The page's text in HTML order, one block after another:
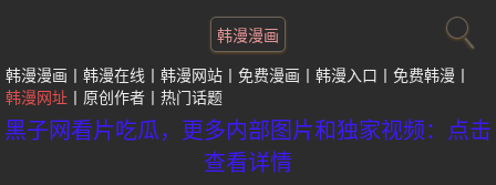
韩漫漫画
韩漫漫画 韩漫在线 韩漫网站 免费漫画 韩漫入口
免费韩漫
韩漫网址
原创作者 热门话题
黑子网看片吃瓜，更多内部图片和独家视频：点击
查看详情